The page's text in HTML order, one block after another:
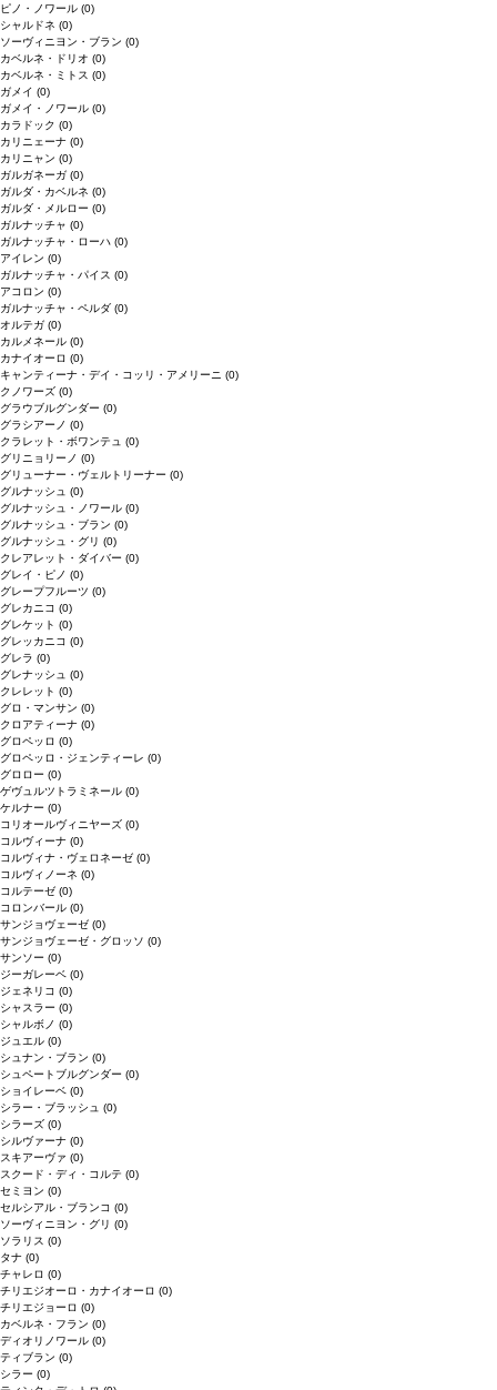
ピノ・ノワール (0)
シャルドネ (0)
ソーヴィニヨン・ブラン (0)
カベルネ・ドリオ (0)
カベルネ・ミトス (0)
ガメイ (0)
ガメイ・ノワール (0)
カラドック (0)
カリニェーナ (0)
カリニャン (0)
ガルガネーガ (0)
ガルダ・カベルネ (0)
ガルダ・メルロー (0)
ガルナッチャ (0)
ガルナッチャ・ローハ (0)
アイレン (0)
ガルナッチャ・パイス (0)
アコロン (0)
ガルナッチャ・ペルダ (0)
オルテガ (0)
カルメネール (0)
カナイオーロ (0)
キャンティーナ・デイ・コッリ・アメリーニ (0)
クノワーズ (0)
グラウブルグンダー (0)
グラシアーノ (0)
クラレット・ボワンテュ (0)
グリニョリーノ (0)
グリューナー・ヴェルトリーナー (0)
グルナッシュ (0)
グルナッシュ・ノワール (0)
グルナッシュ・ブラン (0)
グルナッシュ・グリ (0)
クレアレット・ダイバー (0)
グレイ・ピノ (0)
グレープフルーツ (0)
グレカニコ (0)
グレケット (0)
グレッカニコ (0)
グレラ (0)
グレナッシュ (0)
クレレット (0)
グロ・マンサン (0)
クロアティーナ (0)
グロペッロ (0)
グロペッロ・ジェンティーレ (0)
グロロー (0)
ゲヴュルツトラミネール (0)
ケルナー (0)
コリオールヴィニヤーズ (0)
コルヴィーナ (0)
コルヴィナ・ヴェロネーゼ (0)
コルヴィノーネ (0)
コルテーゼ (0)
コロンバール (0)
サンジョヴェーゼ (0)
サンジョヴェーゼ・グロッソ (0)
サンソー (0)
ジーガレーベ (0)
ジェネリコ (0)
シャスラー (0)
シャルボノ (0)
ジュエル (0)
シュナン・ブラン (0)
シュペートブルグンダー (0)
ショイレーベ (0)
シラー・ブラッシュ (0)
シラーズ (0)
シルヴァーナ (0)
スキアーヴァ (0)
スクード・ディ・コルテ (0)
セミヨン (0)
セルシアル・ブランコ (0)
ソーヴィニヨン・グリ (0)
ソラリス (0)
タナ (0)
チャレロ (0)
チリエジオーロ・カナイオーロ (0)
チリエジョーロ (0)
カベルネ・フラン (0)
ディオリノワール (0)
ティブラン (0)
シラー (0)